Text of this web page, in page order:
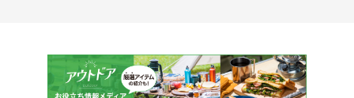
インタビュー
イベント
コラム